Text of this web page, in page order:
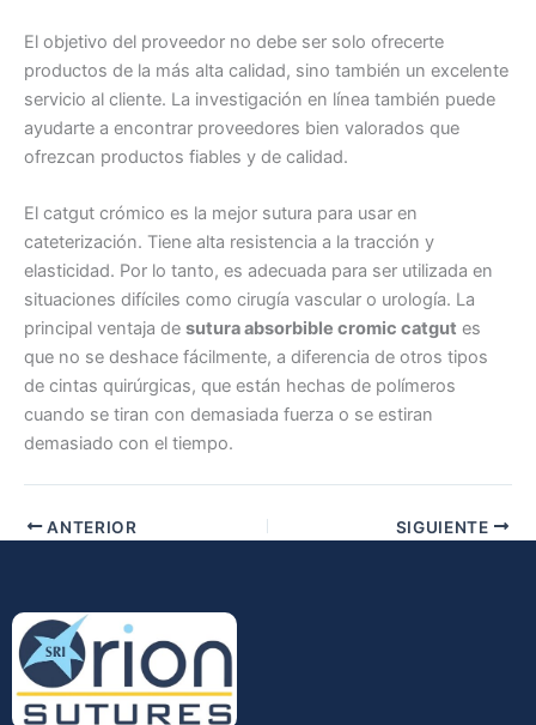
Tu mensaje*
Enviar
El objetivo del proveedor no debe ser solo ofrecerte
productos de la más alta calidad, sino también un excelente
servicio al cliente. La investigación en línea también puede
ayudarte a encontrar proveedores bien valorados que
ofrezcan productos fiables y de calidad.
El catgut crómico es la mejor sutura para usar en
cateterización. Tiene alta resistencia a la tracción y
elasticidad. Por lo tanto, es adecuada para ser utilizada en
situaciones difíciles como cirugía vascular o urología. La
principal ventaja de sutura absorbible cromic catgut es
que no se deshace fácilmente, a diferencia de otros tipos
de cintas quirúrgicas, que están hechas de polímeros
cuando se tiran con demasiada fuerza o se estiran
demasiado con el tiempo.
ANTERIOR SIGUIENTE